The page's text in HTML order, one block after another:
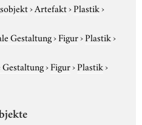
›Artefakt›Plastik›
Gestaltung›Figur›Plastik›
›Figur›Plastik›